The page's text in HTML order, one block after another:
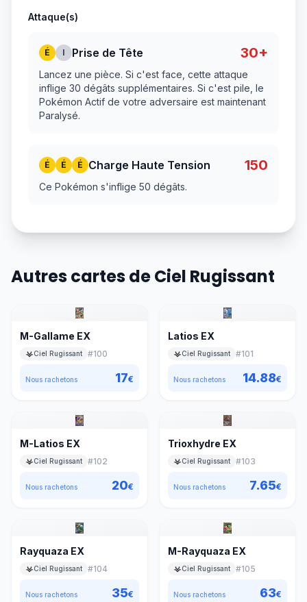
Attaque(s)
É I Prise de Tête 30+
Lancez une pièce. Si c'est face, cette attaque
inflige 30 dégâts supplémentaires. Si c'est pile, le
Pokémon Actif de votre adversaire est maintenant
Paralysé.
É É É Charge Haute Tension 150
Ce Pokémon s'inflige 50 dégâts.
Autres cartes de Ciel Rugissant
M-Gallame EX
Ciel Rugissant #100
Nous rachetons 17€
Latios EX
Ciel Rugissant #101
Nous rachetons 14.88€
M-Latios EX
Ciel Rugissant #102
Nous rachetons 20€
Trioxhydre EX
Ciel Rugissant #103
Nous rachetons 7.65€
Rayquaza EX
Ciel Rugissant #104
Nous rachetons 35€
M-Rayquaza EX
Ciel Rugissant #105
Nous rachetons 63€